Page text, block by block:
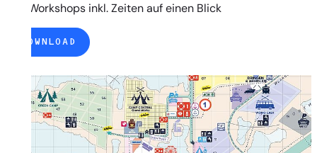
Alle Workshops inkl. Zeiten auf einen Blick
DOWNLOAD